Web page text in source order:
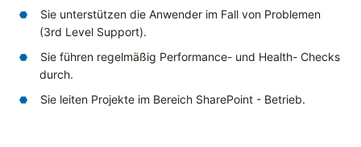
Sie unterstützen die Anwender im Fall von Problemen
(3rd Level Support).
Sie führen regelmäßig Performance- und Health- Checks
durch.
Sie leiten Projekte im Bereich SharePoint - Betrieb.